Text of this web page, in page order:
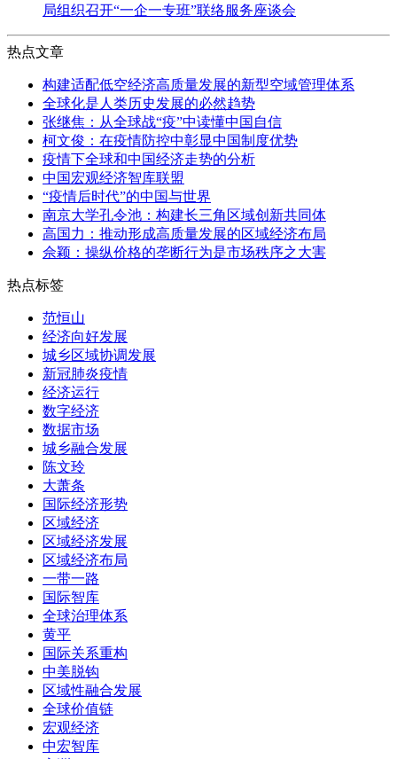
局组织召开“一企一专班”联络服务座谈会
热点文章
构建适配低空经济高质量发展的新型空域管理体系
全球化是人类历史发展的必然趋势
张继焦：从全球战“疫”中读懂中国自信
柯文俊：在疫情防控中彰显中国制度优势
疫情下全球和中国经济走势的分析
中国宏观经济智库联盟
“疫情后时代”的中国与世界
南京大学孔令池：构建长三角区域创新共同体
高国力：推动形成高质量发展的区域经济布局
佘颖：操纵价格的垄断行为是市场秩序之大害
热点标签
范恒山
经济向好发展
城乡区域协调发展
新冠肺炎疫情
经济运行
数字经济
数据市场
城乡融合发展
陈文玲
大萧条
国际经济形势
区域经济
区域经济发展
区域经济布局
一带一路
国际智库
全球治理体系
黄平
国际关系重构
中美脱钩
区域性融合发展
全球价值链
宏观经济
中宏智库